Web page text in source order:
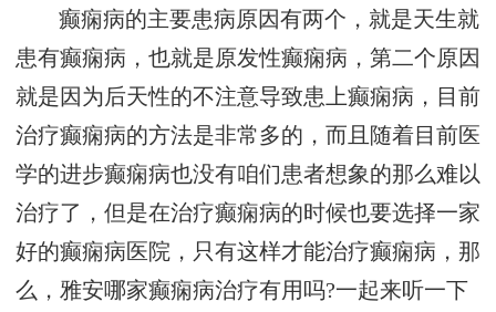
癫痫病的主要患病原因有两个，就是天生就
患有癫痫病，也就是原发性癫痫病，第二个原因
就是因为后天性的不注意导致患上癫痫病，目前
治疗癫痫病的方法是非常多的，而且随着目前医
学的进步癫痫病也没有咱们患者想象的那么难以
治疗了，但是在治疗癫痫病的时候也要选择一家
好的癫痫病医院，只有这样才能治疗癫痫病，那
么，雅安哪家癫痫病治疗有用吗?一起来听一下